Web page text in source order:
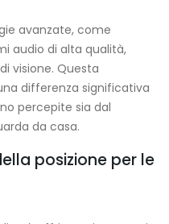
avanzate, come
audio di alta qualità,
visione. Questa
differenza significativa
percepite sia dal
da casa.
posizione per le